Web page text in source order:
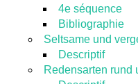
4e séquence
Bibliographie
Seltsame und
Descriptif
Redensarten rund